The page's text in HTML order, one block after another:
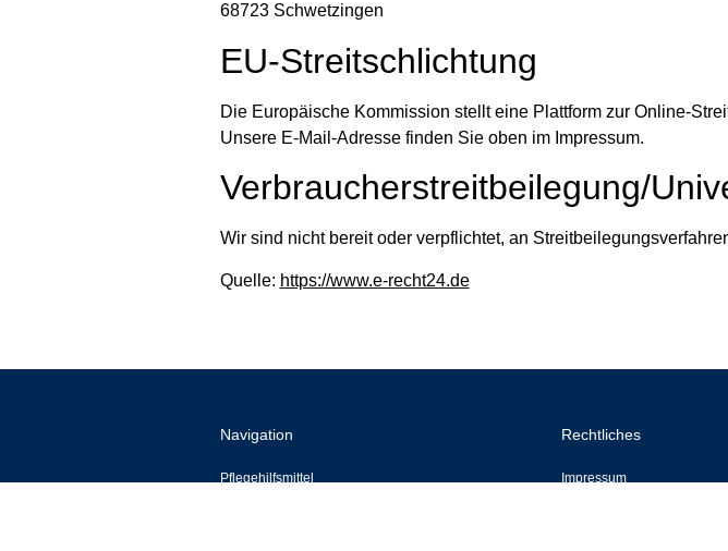
68723 Schwetzingen
EU-Streitschlichtung
Die Europäische Kommission stellt eine Plattform zur Online-
Unsere E-Mail-Adresse finden Sie oben im Impressum.
Verbraucher­streit­beilegung/
Wir sind nicht bereit oder verpflichtet, an
Quelle: https://www.e-recht24.de
Navigation
Pflegehilfsmittel
Rechtliches
Impressum